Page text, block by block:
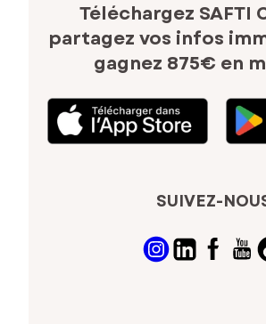
Téléchargez SAFTI
partagez vos infos
gagnez 875€ en
SUIVEZ-